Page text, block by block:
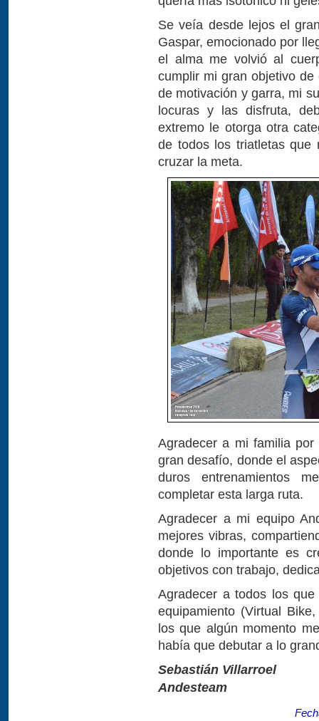
Se veía desde lejos el
Gaspar, emocionado por
el alma me volvió al
cumplir mi gran objetivo
de motivación y garra, mi
locuras y las disfruta,
extremo le otorga otra
de todos los triatletas que
cruzar la meta.
Agradecer a mi familia
gran desafío, donde el
duros entrenamientos
completar esta larga ruta.
Agradecer a mi equipo
mejores vibras,
donde lo importante es
objetivos con trabajo,
Agradecer a todos los
equipamiento (Virtual
los que algún momento
había que debutar a lo
Sebastián Villarroel
Andesteam